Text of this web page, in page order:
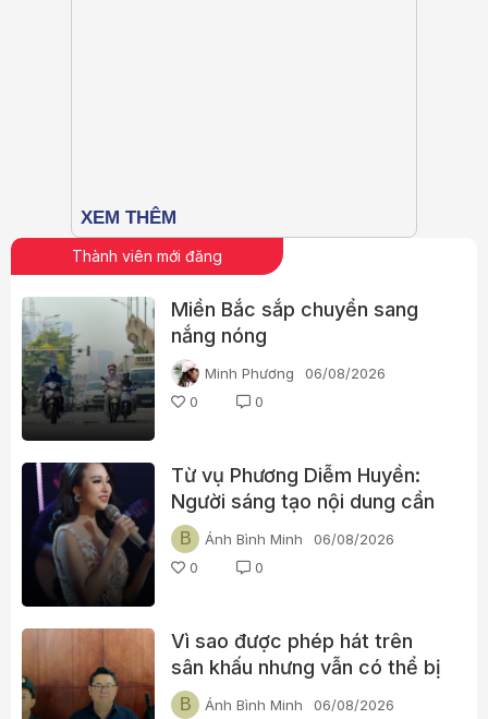
Thành viên mới đăng
Miền Bắc sắp chuyển sang
nắng nóng
Minh Phương
06/08/2026
0
0
Từ vụ Phương Diễm Huyền:
Người sáng tạo nội dung cần
xin những loại bản quyền nào
trước khi đăng video?
B Ánh Bình Minh
06/08/2026
0
0
Vì sao được phép hát trên
sân khấu nhưng vẫn có thể bị
khởi tố khi đăng YouTube?
B Ánh Bình Minh 06/08/2026